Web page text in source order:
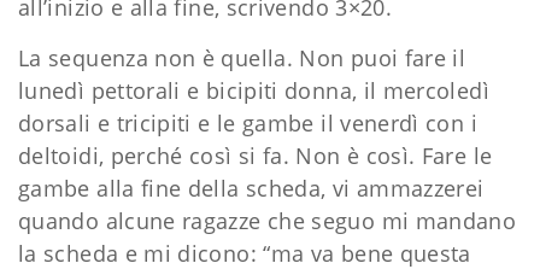
all’inizio e alla fine, scrivendo 3×20.
La sequenza non è quella. Non puoi fare il
lunedì pettorali e bicipiti donna, il mercoledì
dorsali e tricipiti e le gambe il venerdì con i
deltoidi, perché così si fa. Non è così. Fare le
gambe alla fine della scheda, vi ammazzerei
quando alcune ragazze che seguo mi mandano
la scheda e mi dicono: “ma va bene questa